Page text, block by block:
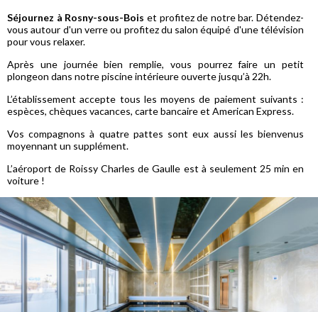
Séjournez à Rosny-sous-Bois et profitez de notre bar. Détendez-
vous autour d'un verre ou profitez du salon équipé d'une télévision
pour vous relaxer.
Après une journée bien remplie, vous pourrez faire un petit
plongeon dans notre piscine intérieure ouverte jusqu’à 22h.
L’établissement accepte tous les moyens de paiement suivants :
espèces, chèques vacances, carte bancaire et American Express.
Vos compagnons à quatre pattes sont eux aussi les bienvenus
moyennant un supplément.
L’aéroport de Roissy Charles de Gaulle est à seulement 25 min en
voiture !